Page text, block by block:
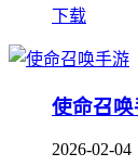
下载
使命召
2026-02-04